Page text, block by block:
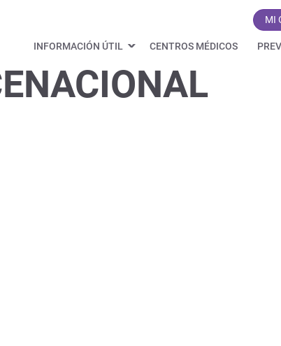
MI
INFORMACIÓN ÚTIL CENTROS MÉDICOS